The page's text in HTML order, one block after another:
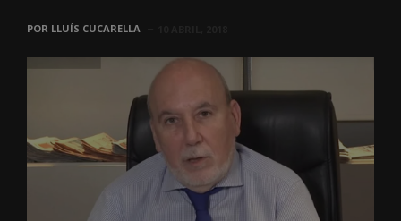
POR LLUÍS CUCARELLA